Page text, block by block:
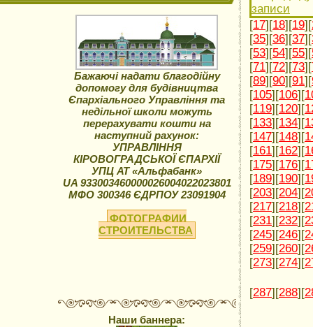
Бажаючі надати благодійну
допомогу для будівництва
Єпархіального Управління та
недільної школи можуть
перерахувати кошти на
наступний рахунок:
УПРАВЛІННЯ
КІРОВОГРАДСЬКОЇ ЄПАРХІЇ
УПЦ АТ «Альфабанк»
UA 933003460000026004022023801
МФО 300346 ЄДРПОУ 23091904
ФОТОГРАФИИ
СТРОИТЕЛЬСТВА
Наши баннера:
[17][18][19][
[35][36][37][
[53][54][55][
[71][72][73][
[89][90][91][
[105][106][
[119][120][
[133][134][
[147][148][
[161][162][
[175][176][
[189][190][
[203][204][
[217][218][
[231][232][
[245][246][
[259][260][
[273][274][
[287][288][